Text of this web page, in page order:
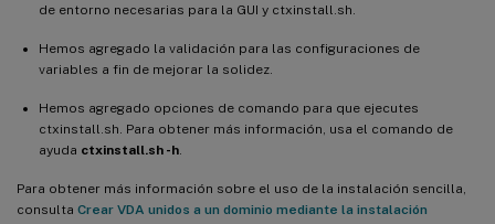
de entorno necesarias para la GUI y ctxinstall.sh.
Hemos agregado la validación para las configuraciones de
variables a fin de mejorar la solidez.
Hemos agregado opciones de comando para que ejecutes
ctxinstall.sh. Para obtener más información, usa el comando de
ayuda ctxinstall.sh -h
Para obtener más información sobre el uso de la instalación sencilla,
consulta Crear VDA unidos a un dominio mediante la instalación